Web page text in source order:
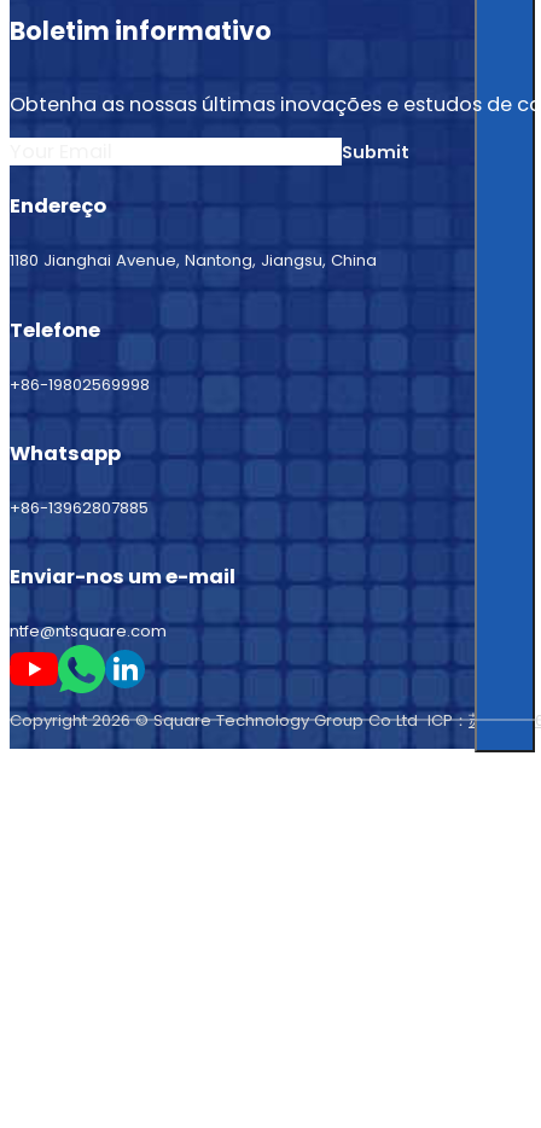
Boletim informativo
Obtenha as nossas últimas inovações e estudos de
Submit
Endereço
1180 Jianghai Avenue, Nantong, Jiangsu, China
Telefone
+86-19802569998
Whatsapp
+86-13962807885
Enviar-nos um e-mail
ntfe@ntsquare.com
Seguir-me no Youtube
Seguir-me no Whatsapp
Seguir-me no LinkedIn
Copyright 2026 © Square Technology Group Co Ltd ICP：苏ICP备